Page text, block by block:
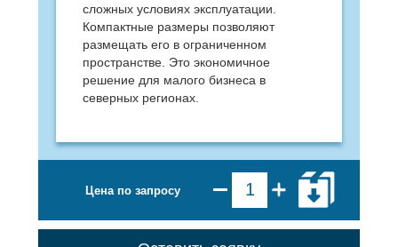
сложных условиях эксплуатации.
Компактные размеры позволяют
размещать его в ограниченном
пространстве. Это экономичное
решение для малого бизнеса в
северных регионах.
Цена по запросу